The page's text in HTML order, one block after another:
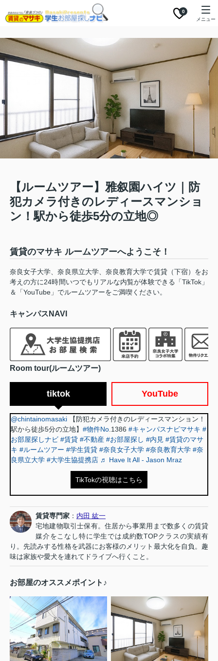
0
メニュー
【ルームツアー】雅叙園ハイツ｜防
犯カメラ付きのレディースマンショ
ン！駅から徒歩5分の立地◎
賃貸のマサキ ルームツアーへようこそ！
奈良女子大学、奈良県立大学、奈良教育大学で賃貸（下宿）をお
考えの方に24時間いつでもリアルな内覧が体験できる「TikTok」
＆「YouTube」でルームツアーをご満喫ください。
キャンパスNAVI
Room tour(ルームツアー)
tiktok YouTube
@chintainomasaki 【防犯カメラ付きのレディースマンション！
駅から徒歩5分の立地】 #物件No .1386 #キャンパスナビマサキ #
お部屋探しナビ #賃貸 #不動産 #お部屋探し #内見 #賃貸のマサ
キ #ルームツアー #学生賃貸 #奈良女子大学 #奈良教育大学 #奈
良県立大学 #大学生協提携店 ♬ Have It All - Jason Mraz
TikTokの視聴はこちら
賃貸専門家 ： 内田 紘一
宅地建物取引士保有。住居から事業用まで数多くの賃貸
媒介をこなし特に学生では成約数TOPクラスの実績有
り。先読みする性格を武器にお客様のメリット最大化を自負。趣
味は家族や愛犬を連れてドライブへ行くこと。
お部屋のオススメポイント♪